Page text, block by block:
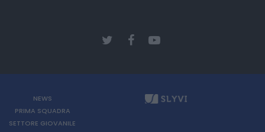
NEWS
PRIMA SQUADRA
SETTORE GIOVANILE